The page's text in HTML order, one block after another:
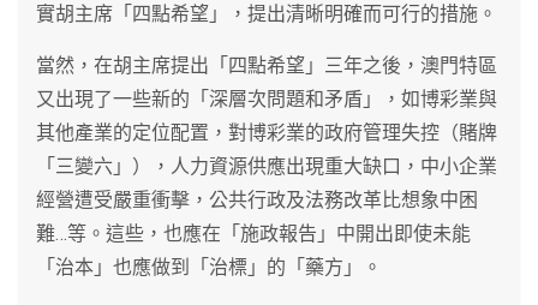
實胡主席「四點希望」，提出清晰明確而可行的措施。
當然，在胡主席提出「四點希望」三年之後，澳門特區
又出現了一些新的「深層次問題和矛盾」，如博彩業與
其他產業的定位配置，對博彩業的政府管理失控（賭牌
「三變六」），人力資源供應出現重大缺口，中小企業
經營遭受嚴重衝擊，公共行政及法務改革比想象中困
難…等。這些，也應在「施政報告」中開出即使未能
「治本」也應做到「治標」的「藥方」。